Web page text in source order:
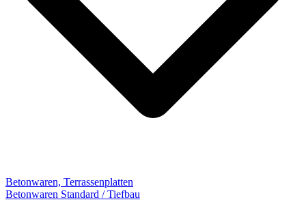
Betonwaren, Terrassenplatten
Betonwaren Standard / Tiefbau